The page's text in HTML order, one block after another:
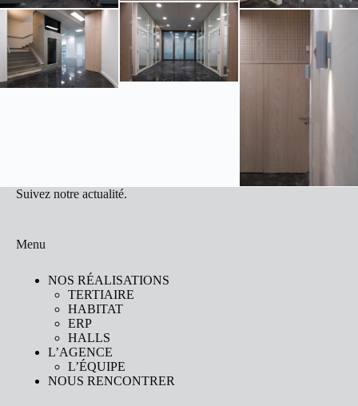
Suivez notre actualité.
Menu
NOS RÉALISATIONS
TERTIAIRE
HABITAT
ERP
HALLS
L’AGENCE
L’ÉQUIPE
NOUS RENCONTRER